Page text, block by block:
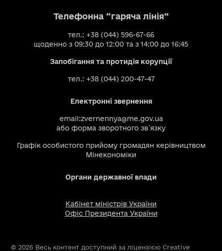
Телефонна “гаряча лінія”
тел.: +38 (044) 596-67-66
щоденно з 09:30 до 12:00 та з 14:00 до 16:45
Запобігання та протидія корупції
тел.: +38 (044) 200-47-47
Електронні звернення
email:zvernennya@me.gov.ua
або форма зворотного зв`язку
Графік особистого прийому громадян керівництвом
Мінекономіки
Органи державної влади
Кабінет міністрів України
Офіс Президента України
© 2026 Весь контент доступний за ліцензією Creative